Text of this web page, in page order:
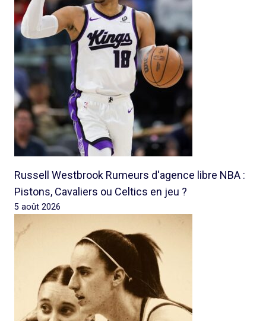
Russell Westbrook Rumeurs d'agence libre NBA :
Pistons, Cavaliers ou Celtics en jeu ?
5 août 2026